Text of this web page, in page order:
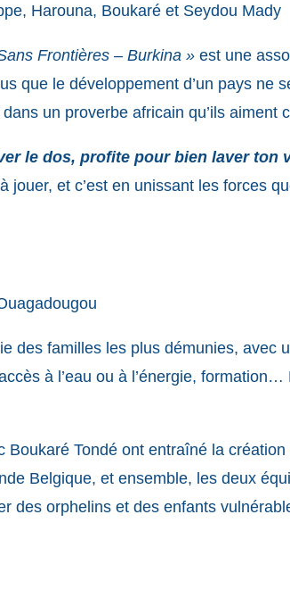
Harouna, Boukaré et Seydou Mady
Frontières – Burkina » est une
que le développement d’un pays ne
un proverbe africain qu’ils aiment
le dos, profite pour bien laver ton
jouer, et c’est en unissant les forces
des familles les plus démunies,
à l’eau ou à l’énergie,
Boukaré Tondé ont entraîné la
Belgique, et ensemble, les deux
des orphelins et des enfants